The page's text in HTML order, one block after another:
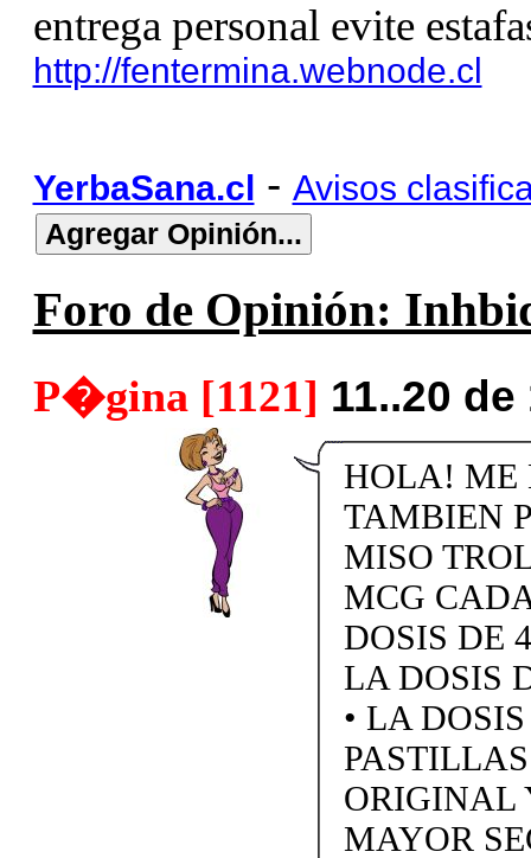
entrega personal evite
http://fentermina.webnode.cl
YerbaSana.cl - Avisos
Foro de Opinión:
P�gina [1121] 11..20
HOLA! ME
TAMBIEN
MISO
MCG
DOSIS DE
LA DOSIS
• LA
ORIGINAL
MAYOR